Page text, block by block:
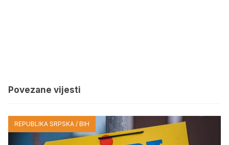
Povezane vijesti
REPUBLIKA SRPSKA / BIH